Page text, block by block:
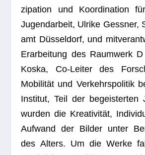
zi­pa­tion und Koor­di­na­tion
Jugend­ar­beit, Ulrike Gess­ner,
amt Düs­sel­dorf, und
Erar­bei­tung des Raum­werk
Koska, Co-Lei­ter des
Mobi­li­tät und Ver­kehrs­po­li­tik
Insti­tut, Teil der begeis­ter­ten
wur­den die Krea­ti­vi­tät,
Auf­wand der Bil­der unter
des Alters. Um die Werke